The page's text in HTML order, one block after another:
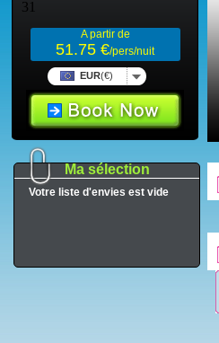
A partir de
51.75 €/pers/nuit
EUR(€)
Ma sélection
Votre liste d'envies est vide